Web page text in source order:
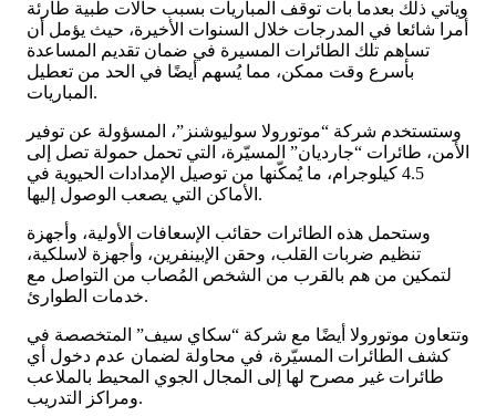
ويأتي ذلك بعدما بات توقف المباريات بسبب حالات طبية طارئة
أمرا شائعا في المدرجات خلال السنوات الأخيرة، حيث يؤمل أن
تساهم تلك الطائرات المسيرة في ضمان تقديم المساعدة
بأسرع وقت ممكن، مما يُسهم أيضًا في الحد من تعطيل
المباريات.
وستستخدم شركة “موتورولا سوليوشنز”، المسؤولة عن توفير
الأمن، طائرات “جارديان” المسيّرة، التي تحمل حمولة تصل إلى
4.5 كيلوجرام، ما يُمكّنها من توصيل الإمدادات الحيوية في
الأماكن التي يصعب الوصول إليها.
وستحمل هذه الطائرات حقائب الإسعافات الأولية، وأجهزة
تنظيم ضربات القلب، وحقن الإبينفرين، وأجهزة لاسلكية،
لتمكين من هم بالقرب من الشخص المُصاب من التواصل مع
خدمات الطوارئ.
وتتعاون موتورولا أيضًا مع شركة “سكاي سيف” المتخصصة في
كشف الطائرات المسيّرة، في محاولة لضمان عدم دخول أي
طائرات غير مصرح لها إلى المجال الجوي المحيط بالملاعب
ومراكز التدريب.